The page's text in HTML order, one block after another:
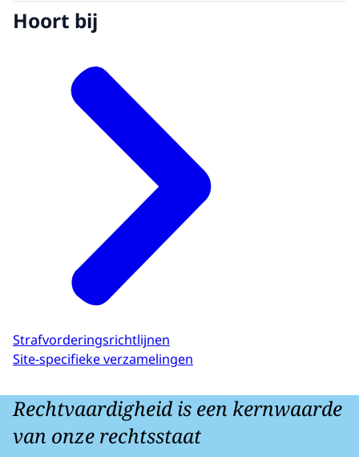
Hoort bij
Strafvorderingsrichtlijnen
Site-specifieke verzamelingen
Rechtvaardigheid is een kernwaarde
van onze rechtsstaat